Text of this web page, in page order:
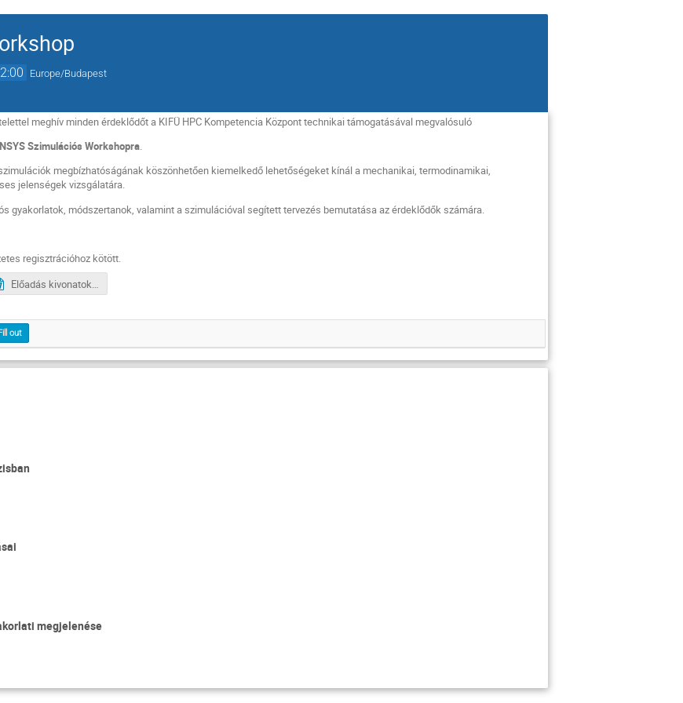
Europe/Budapest
meghív minden érdeklődőta KIFÜ HPC Kompetencia Központ technikai támogatásával megvalósuló
Workshopra.
megbízhatóságának köszönhetően kiemelkedő lehetőségeket kínál a mechanikai, termodinamikai,
jelenségek vizsgálatára.
gyakorlatok, módszertanok, valamint a szimulációval segített tervezés bemutatása az érdeklődők számára.
regisztrációhoz kötött.
Előadás kivonatok_Ansys Szimulacios Workshop.docx
out
megjelenése